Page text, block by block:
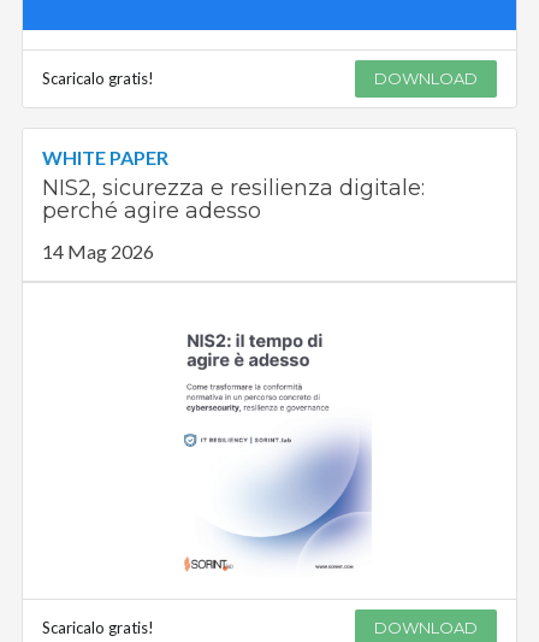
Scaricalo gratis! DOWNLOAD
WHITE PAPER
NIS2, sicurezza e resilienza digitale:
perché agire adesso
14 Mag 2026
Scaricalo gratis! DOWNLOAD